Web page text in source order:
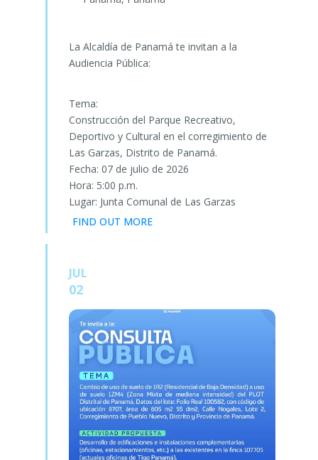
La Alcaldía de Panamá te invitan a la
Audiencia Pública:
Tema:
Construcción del Parque Recreativo,
Deportivo y Cultural en el corregimiento de
Las Garzas, Distrito de Panamá.
Fecha: 07 de julio de 2026
Hora: 5:00 p.m.
Lugar: Junta Comunal de Las Garzas
FIND OUT MORE
JUL
02